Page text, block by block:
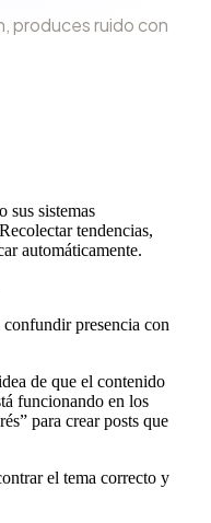
produces ruido con
sus sistemas
tendencias,
automáticamente.
presencia con
de que el contenido
funcionando en los
para crear posts que
el tema correcto y